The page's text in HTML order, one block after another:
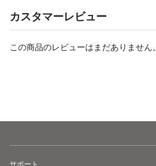
カスタマーレビュー
この商品のレビューはまだありません。
サポート